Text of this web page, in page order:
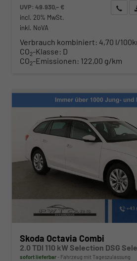
UVP:49.930,– €
incl. 20% MwSt.
inkl. NoVA
Wir
Verbrauch kombiniert: 4,70 l/
CO2-Klasse: D
CO2-Emissionen: 122,00 g/km
Skoda Octavia Combi
sofort lieferbar Fahrzeug mit Tageszulassung